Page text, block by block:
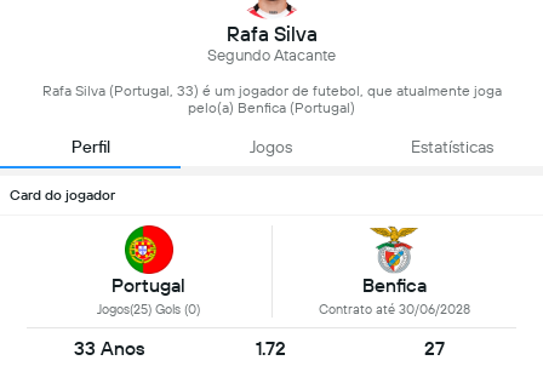
Rafa Silva
Segundo Atacante
Rafa Silva (Portugal, 33) é um jogador de futebol, que atualmente joga
pelo(a) Benfica (Portugal)
Perfil Jogos Estatísticas
Card do jogador
Portugal
Jogos(25) Gols (0)
Benfica
Contrato até 30/06/2028
33 Anos 1.72 27